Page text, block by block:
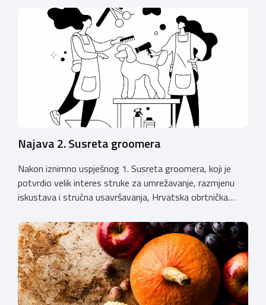
Najava 2. Susreta groomera
Nakon iznimno uspješnog 1. Susreta groomera, koji je
potvrdio velik interes struke za umrežavanje, razmjenu
iskustava i stručna usavršavanja, Hrvatska obrtnička
održati 12. rujna u Kongresnom centru na Zagrebačkom
velesajmu. Susret će i ove godine okupiti groomere,
stručnjake i zaljubljenike u njegu pasa iz cijele Hrvatske,
[…]